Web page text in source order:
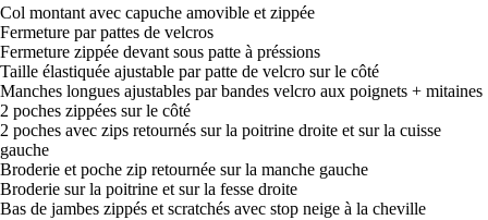
Col montant avec capuche amovible et zippée
Fermeture par pattes de velcros
Fermeture zippée devant sous patte à préssions
Taille élastiquée ajustable par patte de velcro sur le côté
Manches longues ajustables par bandes velcro aux poignets + mitaines
2 poches zippées sur le côté
2 poches avec zips retournés sur la poitrine droite et sur la cuisse
gauche
Broderie et poche zip retournée sur la manche gauche
Broderie sur la poitrine et sur la fesse droite
Bas de jambes zippés et scratchés avec stop neige à la cheville